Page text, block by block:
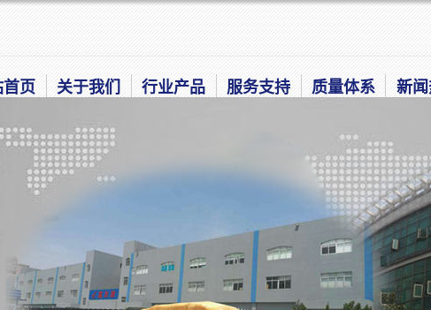
页 关于我们 行业产品 服务支持 质量体系 新